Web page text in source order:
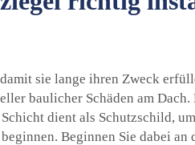
sie lange ihren Zweck
baulicher Schäden am
dient als Schutzschild,
Beginnen Sie dabei